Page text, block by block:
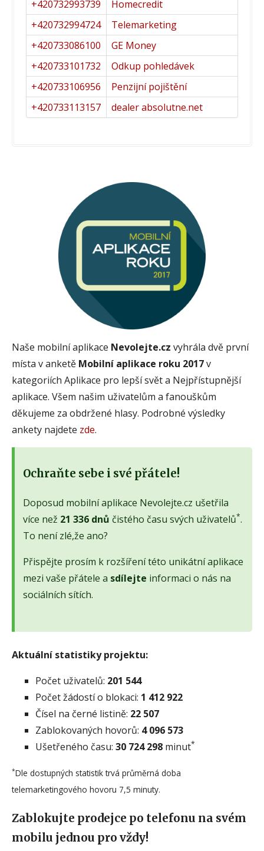
+420732993739
Homecredit
+420732994724
Telemarketing
+420733086100
GE Money
+420733101732
Odkup pohledávek
+420733106956
Penzijní pojištění
+420733113157
dealer absolutne.net
Naše mobilní aplikace Nevolejte.cz vyhrála dvě první
místa v anketě Mobilní aplikace roku 2017v
kategoriích Aplikace pro lepší svět a Nejpřístupnější
aplikace. Všem našim uživatelům a fanouškům
děkujeme za obdržené hlasy. Podrobné výsledky
ankety najdete zde.
Ochraňte sebe i své přátele!
Doposud mobilní aplikace Nevolejte.cz ušetřila
více než 21 336 dnů čistého času svých uživatelů*.
To není zlé,že ano?
Přispějte prosím k rozšíření této unikátní aplikace
mezi vaše přátele a sdílejte informaci o nás na
sociálních sítích.
Aktuální statistiky projektu:
Počet uživatelů: 201 544
Počet žádostí o blokaci: 1 412 922
Čísel na černé listině: 22 507
Zablokovaných hovorů: 4 096 573
Ušetřeného času: 30 724 298 minut*
*Dle dostupných statistik trvá průměrná doba
telemarketingového hovoru 7,5 minuty.
Zablokujte prodejce po telefonu na svém
mobilu jednou pro vždy!